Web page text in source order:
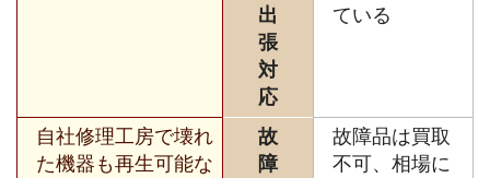
出
張
対
応
ている
自社修理工房で壊れ
た機器も再生可能な
故
障
故障品は買取
不可、相場に